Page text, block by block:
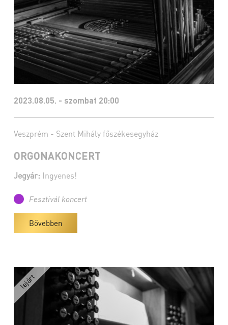
2023.08.05. - szombat 20:00
Veszprém - Szent Mihály főszékesegyház
ORGONAKONCERT
Jegyár: Ingyenes!
Fesztivál koncert
Bővebben